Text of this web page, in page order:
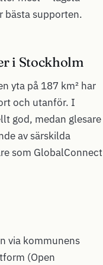
bästa supporten.
i Stockholm
yta på 187 km² har
och utanför. I
god, medan glesare
av särskilda
som GlobalConnect
via kommunens
(Open